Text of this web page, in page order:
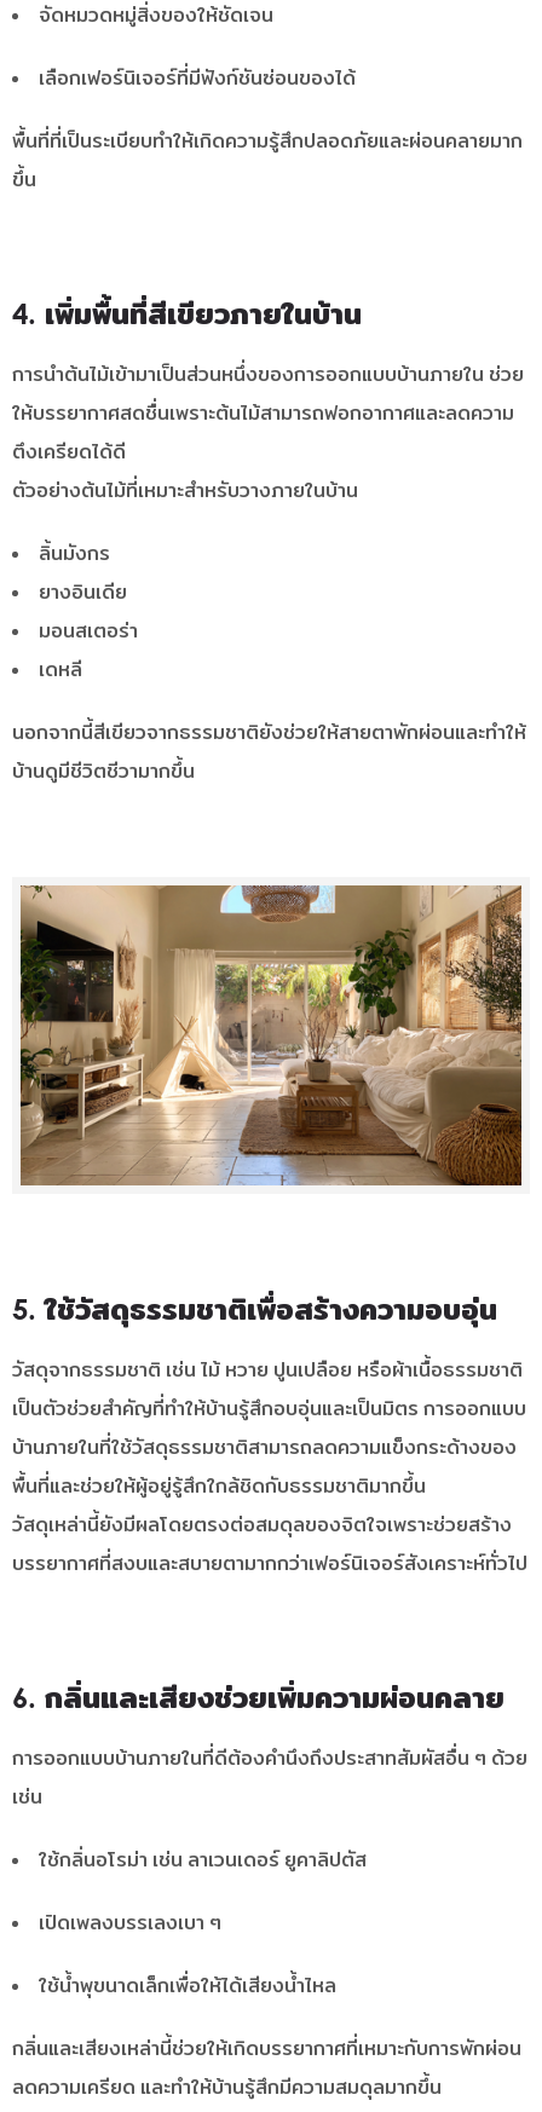
จัดหมวดหมู่สิ่งของให้ชัดเจน
เลือกเฟอร์นิเจอร์ที่มีฟังก์ชันซ่อนของได้
พื้นที่ที่เป็นระเบียบทำให้เกิดความรู้สึกปลอดภัยและผ่อนคลายมาก
ขึ้น
4. เพิ่มพื้นที่สีเขียวภายในบ้าน
การนำต้นไม้เข้ามาเป็นส่วนหนึ่งของการออกแบบบ้านภายใน ช่วย
ให้บรรยากาศสดชื่นเพราะต้นไม้สามารถฟอกอากาศและลดความ
ตึงเครียดได้ดี
ตัวอย่างต้นไม้ที่เหมาะสำหรับวางภายในบ้าน
ลิ้นมังกร
ยางอินเดีย
มอนสเตอร่า
เดหลี
นอกจากนี้สีเขียวจากธรรมชาติยังช่วยให้สายตาพักผ่อนและทำให้
บ้านดูมีชีวิตชีวามากขึ้น
5. ใช้วัสดุธรรมชาติเพื่อสร้างความอบอุ่น
วัสดุจากธรรมชาติ เช่น ไม้ หวาย ปูนเปลือย หรือผ้าเนื้อธรรมชาติ
เป็นตัวช่วยสำคัญที่ทำให้บ้านรู้สึกอบอุ่นและเป็นมิตร การออกแบบ
บ้านภายในที่ใช้วัสดุธรรมชาติสามารถลดความแข็งกระด้างของ
พื้นที่และช่วยให้ผู้อยู่รู้สึกใกล้ชิดกับธรรมชาติมากขึ้น
วัสดุเหล่านี้ยังมีผลโดยตรงต่อสมดุลของจิตใจเพราะช่วยสร้าง
บรรยากาศที่สงบและสบายตามากกว่าเฟอร์นิเจอร์สังเคราะห์ทั่วไป
6. กลิ่นและเสียงช่วยเพิ่มความผ่อนคลาย
การออกแบบบ้านภายในที่ดีต้องคำนึงถึงประสาทสัมผัสอื่น ๆ ด้วย
เช่น
ใช้กลิ่นอโรม่า เช่น ลาเวนเดอร์ ยูคาลิปตัส
เปิดเพลงบรรเลงเบา ๆ
ใช้น้ำพุขนาดเล็กเพื่อให้ได้เสียงน้ำไหล
กลิ่นและเสียงเหล่านี้ช่วยให้เกิดบรรยากาศที่เหมาะกับการพักผ่อน
ลดความเครียด และทำให้บ้านรู้สึกมีความสมดุลมากขึ้น